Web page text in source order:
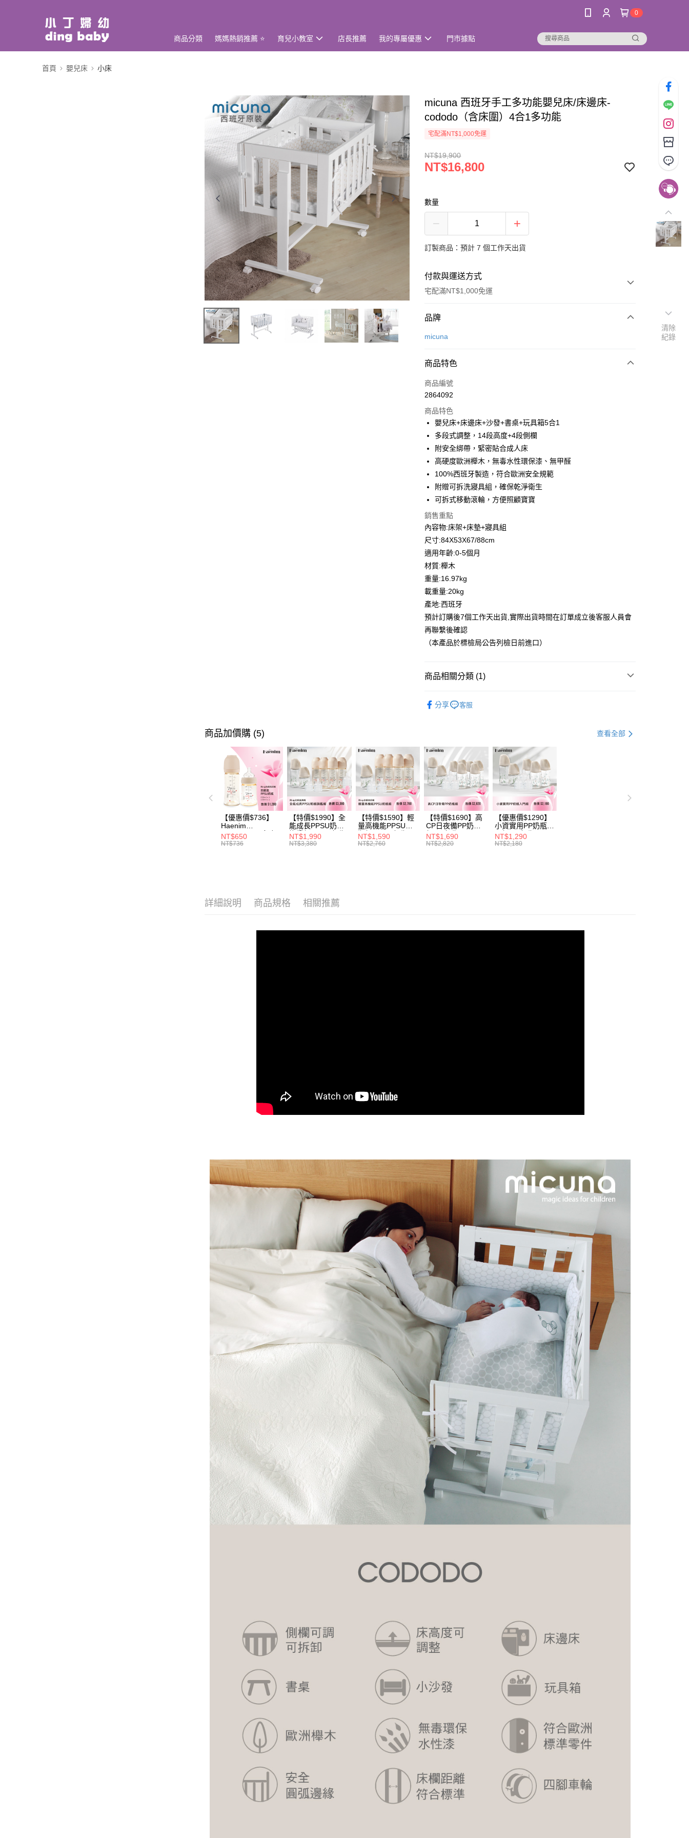
0
商品分類 媽媽熱銷推薦 ⭐ 育兒小教室 店長推薦 我的專屬優惠 門市據點
首頁 嬰兒床 小床
micuna 西班牙手工多功能嬰兒床/床邊床-
cododo（含床圍）4合1多功能
宅配滿NT$1,000免運
NT$19,900
NT$16,800
數量
訂製商品：預計 7 個工作天出貨
付款與運送方式
宅配滿NT$1,000免運
付款方式
信用卡一次付款
合作金庫商業銀行
華南商業銀行
上海商業儲蓄銀行
國泰世華商業銀行
兆豐國際商業銀行
臺灣中小企業銀行
聯邦商業銀行
元大商業銀行
永豐商業銀行
玉山商業銀行
星展（台灣）商業銀行
台新國際商業銀行
中國信託商業銀行
台灣樂天信用卡公司
6 期 0 利率 每期
華南商業銀行
上海商業儲蓄銀行
台北富邦商業銀行
國泰世華商業銀行
臺灣中小企業銀行
匯豐（台灣）商業銀行
華泰商業銀行
元大商業銀行
永豐商業銀行
玉山商業銀行
星展（台灣）商業銀行
台新國際商業銀行
台灣樂天信用卡公司
LINE Pay
Apple Pay
悠遊付
Google Pay
大哥付你分期
【大哥付你分期使用說明】
1.本服務由台灣大哥大提供，台灣大哥大用戶可立即使用無須另外申請。
2.付款方式選擇「大哥付你分期」，訂單成立後會自動跳轉到大哥付的交易
流程，驗證手機門號後，選擇欲分期的期數、繳款截止日，確認付款後即
完成交易。
3.實際核准額度、可分期數及費用金額請依後續交易確認頁面所載為準。
消。如遇「轉專審核」未通過狀況，表示未達大哥付你分期系統評分，恕
無法說明評估內容。
【繳款方式說明】
1.分期款項不併入電信帳單，「大哥付你分期」於每月結算日後寄送繳費提
醒簡訊。
2.透過簡訊連結打開帳單後，可選擇「超商條碼／台灣大直營門市／銀行轉
【注意事項】
2.基於同意付款使用「大哥付你分期」之契約關係目的，商店將以您的個人
3.完整用戶服務條款，請詳閱以下連結：
AFTEE先享後付
相關說明
【關於「AFTEE先享後付」】
AFTEE先享後付是「在收到商品之後才付款」的支付方式。 讓您購物簡單
便利好安心！
１．簡單：不需註冊會員、不需綁卡、不需儲值。
２．便利：只要手機號碼，簡訊認證，即可結帳。
３．安心：先確認商品／服務後，再付款。
１．於結帳方式選擇「AFTEE先享後付」後，將跳轉至「AFTEE先享後
付」結帳頁面，進行簡訊認證並確認金額後，即可完成結帳。
２．訂單成立數日內，您將收到繳費通知簡訊。
３．收到繳費通知簡訊後14天內，點擊此簡訊中的連結，可透過四大超商
／ATM／網路銀行／等多元方式進行付款，方視為交易完成。
先享後付繳納相關費用。
※ 交易是否成功請以「AFTEE先享後付 」之結帳頁面顯示為準，若有關於
付客戶支援中心」
交易，需依本服務之必要範圍內提供個人資料，並將交易相關給付款項請
求債權轉讓予恩沛科技股份有限公司。
２．關於個人資料處理事宜，請瀏覽以下網址：
https://aftee.tw/terms/#terms3
３．未成年的使用者請事先徵得法定代理人或監護人之同意方可使用
「AFTEE先享後付」，若未經同意申辦者引起之損失，本公司不負相關責
４．使用「AFTEE先享後付」時，將依據個別帳號之用戶狀況，依本公司
即時審查核予不同之上限額度；若仍有額度不足之情形，本公司將視審查
結果請求用戶進行身份認證。
５．嚴禁一人註冊多個帳號或使用他人資訊註冊。若發現惡意使用之情
形，恩沛科技股份有限公司將有權停止該用戶之使用額度並採取法律行
動。
ATM付款
運送方式
宅配
每筆NT$100，滿NT$1,000(含以上)免運費
品牌
micuna
商品特色
商品編號
2864092
商品特色
嬰兒床+床邊床+沙發+書桌+玩具箱5合1
多段式調整，14段高度+4段側欄
附安全綁帶，緊密貼合成人床
高硬度歐洲櫸木，無毒水性環保漆、無甲醛
100%西班牙製造，符合歐洲安全規範
附贈可拆洗寢具組，確保乾淨衛生
可拆式移動滾輪，方便照顧寶寶
銷售重點
內容物:床架+床墊+寢具組
尺寸:84X53X67/88cm
適用年齡:0-5個月
材質:櫸木
重量:16.97kg
載重量:20kg
產地:西班牙
預計訂購後7個工作天出貨,實際出貨時間在訂單成立後客服人員會
再聯繫後確認
（本產品於標檢局公告列檢日前進口）
商品相關分類 (1)
分享
客服
商品加價購 (5) 查看全部
【優惠價$736】
Haenim
NOTHING™多合
一PPSU防脹氣奶
NT$650
NT$736
【特價$1990】全
能成長PPSU奶瓶
旗艦組(PPSU奶瓶
250ml*4+玻璃奶瓶
NT$1,990
NT$3,380
【特價$1590】輕
量高機能PPSU奶
瓶組(PPSU奶瓶
250ml*4+玻璃奶瓶
NT$1,590
NT$2,760
【特價$1690】高
CP日夜備PP奶瓶
組(PP奶瓶
260ml*6+玻璃奶瓶
NT$1,690
NT$2,820
【優惠價$1290】
小資實用PP奶瓶入
門組(PP奶瓶
260ml*3+玻璃奶瓶
NT$1,290
NT$2,180
詳細說明 商品規格 相關推薦
清除
紀錄